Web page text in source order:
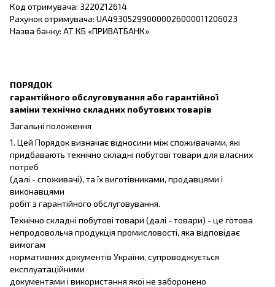
Код отримувача: 3220212614
Рахунок отримувача: UA493052990000026000011206023
Назва банку: АТ КБ «ПРИВАТБАНК»
ПОРЯДОК
гарантійного обслуговування або гарантійної
заміни технічно складних побутових товарів
Загальні положення
1. Цей Порядок визначає відносини між споживачами, які
придбавають технічно складні побутові товари для власних
потреб
(далі - споживачі), та їх виготівниками, продавцями і
виконавцями
робіт з гарантійного обслуговування.
Технічно складні побутові товари (далі - товари) - це готова
непродовольча продукція промисловості, яка відповідає
вимогам
нормативних документів України, супроводжується
експлуатаційними
документами і використання якої не заборонено